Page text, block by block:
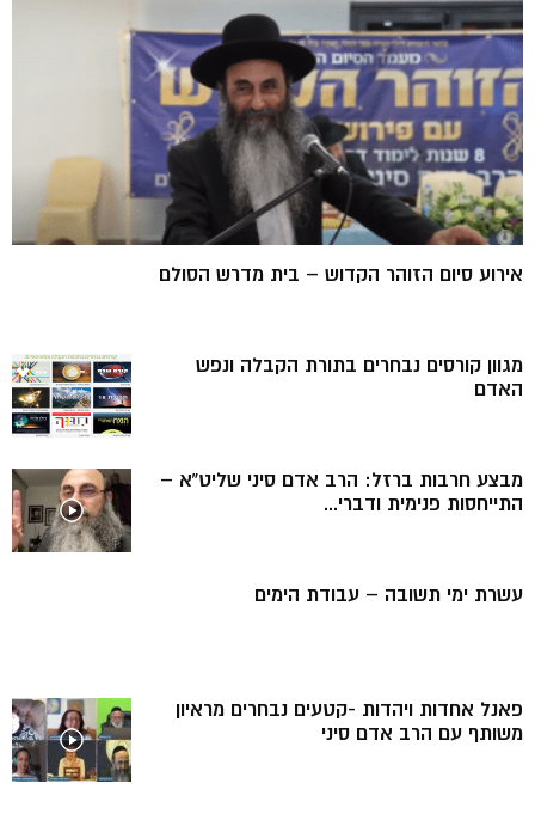
אירוע סיום הזוהר הקדוש – בית מדרש הסולם
מגוון קורסים נבחרים בתורת הקבלה ונפש
האדם
מבצע חרבות ברזל: הרב אדם סיני שליט”א –
התייחסות פנימית ודברי...
עשרת ימי תשובה – עבודת הימים
פאנל אחדות ויהדות -קטעים נבחרים מראיון
משותף עם הרב אדם סיני